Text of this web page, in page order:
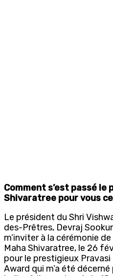
Comment s’est passé le
Shivaratree pour vous
Le président du Shri
des-Prêtres, Devraj
m’inviter à la cérémonie
Maha Shivaratree, le 26
pour le prestigieux
Award qui m’a été